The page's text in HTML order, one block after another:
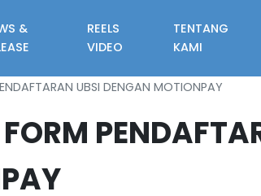
&
REELS
VIDEO
TENTANG
KAMI
UBSI DENGAN MOTIONPAY